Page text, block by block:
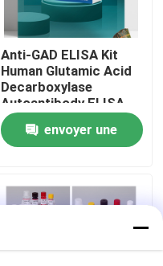
Anti-GAD ELISA Kit
Human Glutamic Acid
Decarboxylase
Autoantibody ELISA
KiT GAD-Ab / GAD65
Autoantibody Enzyme
Linked
Test Kit
envoyer une